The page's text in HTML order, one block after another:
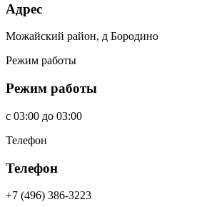
Адрес
Можайский район, д Бородино
Режим работы
Режим работы
c 03:00 до 03:00
Телефон
Телефон
+7 (496) 386-3223